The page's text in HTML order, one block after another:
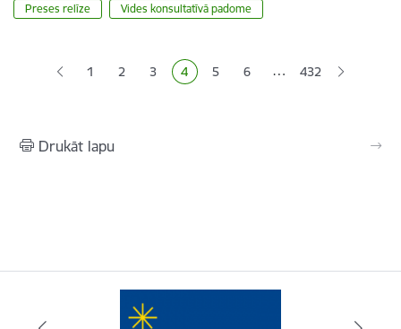
Preses relīze Vides konsultatīvā padome
Lapa
1 Lapa
2 Lapa
3 Pašreizējā lapa
4 Lapa
5 Lapa
6 … 432
Drukāt lapu